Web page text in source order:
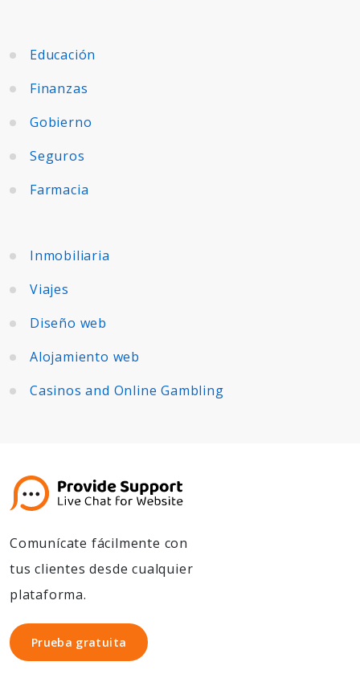
Educación
Finanzas
Gobierno
Seguros
Farmacia
Inmobiliaria
Viajes
Diseño web
Alojamiento web
Casinos and Online Gambling
Comunícate fácilmente con
tus clientes desde cualquier
plataforma.
Prueba gratuita
Prueba gratuita